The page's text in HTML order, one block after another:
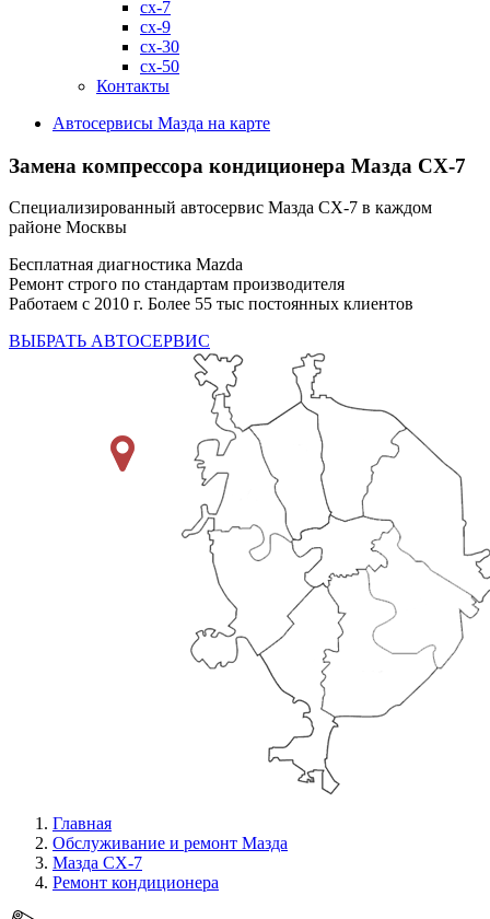
cx-7
cx-9
cx-30
cx-50
Контакты
Автосервисы Мазда на карте
Замена компрессора кондиционера Мазда CX-7
Специализированный автосервис Мазда CX-7 в каждом
районе Москвы
Бесплатная диагностика Mazda
Ремонт строго по стандартам производителя
Работаем с 2010 г. Более 55 тыс постоянных клиентов
ВЫБРАТЬ АВТОСЕРВИС
Главная
Обслуживание и ремонт Мазда
Мазда CX-7
Ремонт кондиционера